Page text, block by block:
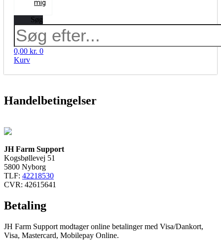
mig
Søg
0,00 kr. 0
Kurv
Handelbetingelser
JH Farm Support
Kogsbøllevej 51
5800 Nyborg
TLF: 42218530
CVR: 42615641
Betaling
JH Farm Support modtager online betalinger med Visa/Dankort,
Visa, Mastercard, Mobilepay Online.